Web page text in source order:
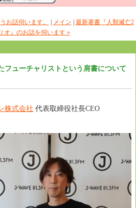
お話伺います。 メイン
最新著書『人類滅亡2
オ』のお話を伺います »
フューチャリストという肩書について
株式会社 代表取締役社長CEO